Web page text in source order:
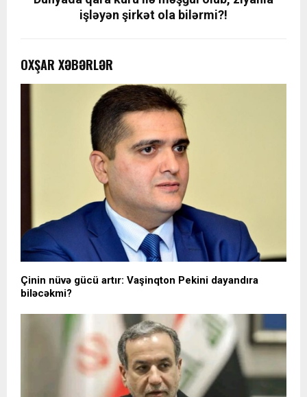
işləyən şirkət ola bilərmi?!
OXŞAR XƏBƏRLƏR
Çinin nüvə gücü artır: Vaşinqton Pekini dayandıra
biləcəkmi?